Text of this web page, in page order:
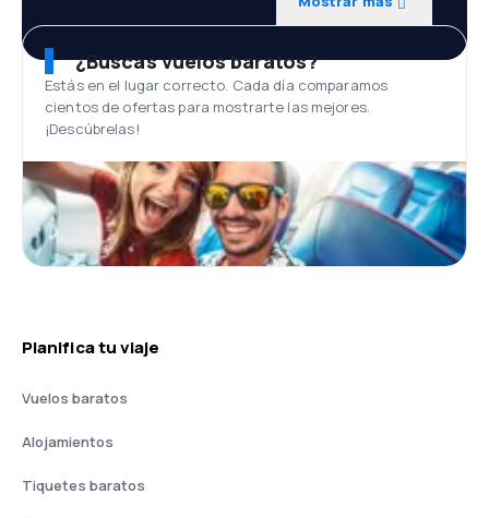
¿Buscas vuelos baratos?
Estás en el lugar correcto. Cada día comparamos
cientos de ofertas para mostrarte las mejores.
¡Descúbrelas!
Planifica tu viaje
Vuelos baratos
Alojamientos
Tiquetes baratos